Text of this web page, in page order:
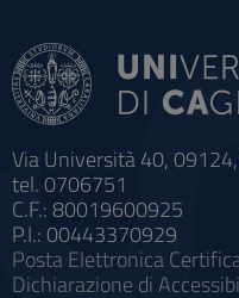
Via Università 40,
tel. 0706751
C.F.: 80019600925
P.I.: 00443370929
Posta Elettronica
Dichiarazione di